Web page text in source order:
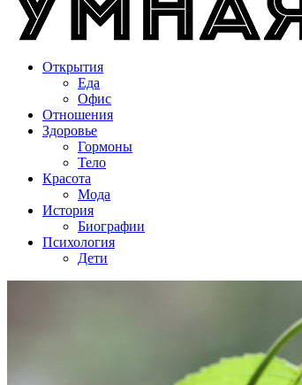
Открытия
Еда
Офис
Отношения
Здоровье
Гормоны
Тело
Красота
Мода
История
Биографии
Психология
Дети